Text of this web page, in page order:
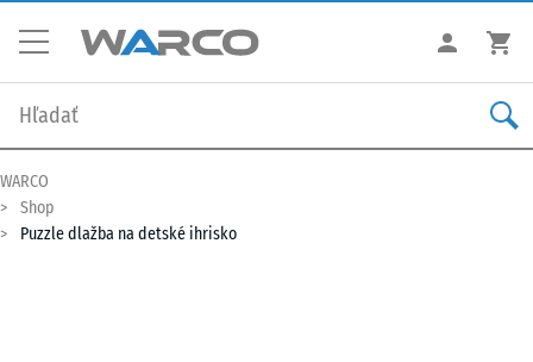
WARCO
Shop
Puzzle dlažba na detské ihrisko